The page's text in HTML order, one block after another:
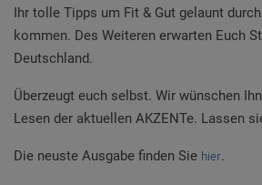
Ihr tolle Tipps um Fit & Gut gelaunt
kommen. Des Weiteren erwarten Euch
Deutschland.
Überzeugt euch selbst. Wir wünschen
Lesen der aktuellen AKZENTe. Lassen
Die neuste Ausgabe finden Sie hier.